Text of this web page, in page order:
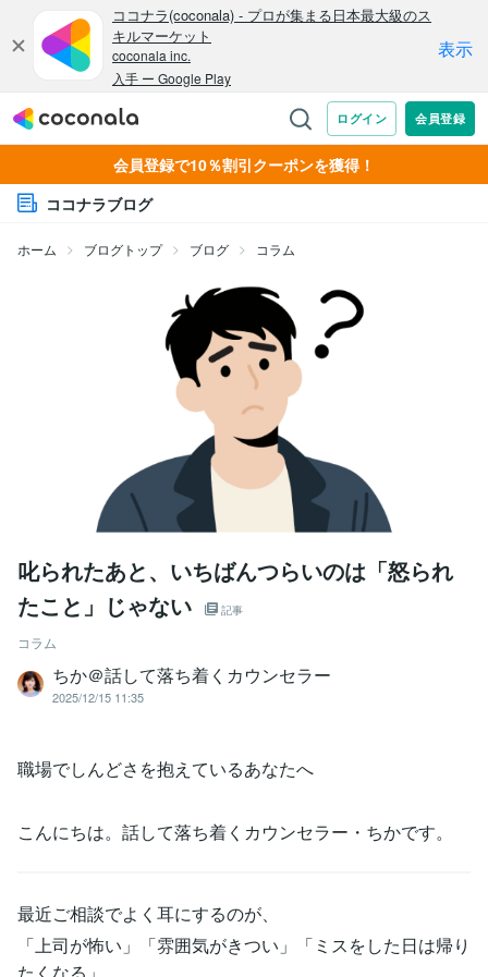
会員登録で10％割引クーポンを獲得！
ココナラブログ
ホーム ブログトップ ブログ コラム
叱られたあと、いちばんつらいのは「怒られ
たこと」じゃない
記事
コラム
ちか＠話して落ち着くカウンセラー
2025/12/15 11:35
職場でしんどさを抱えているあなたへ
こんにちは。話して落ち着くカウンセラー・ちかです。
最近ご相談でよく耳にするのが、
「上司が怖い」「雰囲気がきつい」「ミスをした日は帰り
たくなる」